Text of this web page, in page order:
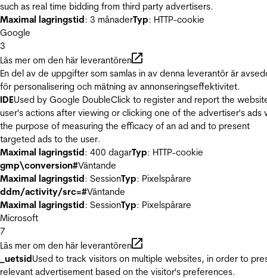
such as real time bidding from third party advertisers.
Maximal lagringstid: 3 månaderTyp: HTTP-cookie
Google
3
Läs mer om den här leverantören
En del av de uppgifter som samlas in av denna leverantör är
för personalisering och mätning av annonseringseffektivitet.
IDEUsed by Google DoubleClick to register and report the
user's actions after viewing or clicking one of the advertiser's ads
the purpose of measuring the efficacy of an ad and to present
targeted ads to the user.
Maximal lagringstid: 400 dagarTyp: HTTP-cookie
gmp\conversion#Väntande
Maximal lagringstid: SessionTyp: Pixelspårare
ddm/activity/src=#Väntande
Maximal lagringstid: SessionTyp: Pixelspårare
Microsoft
7
Läs mer om den här leverantören
_uetsidUsed to track visitors on multiple websites, in order to
relevant advertisement based on the visitor's preferences.